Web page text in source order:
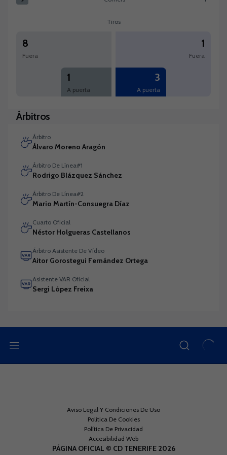
Corners:CD Eldense 9 versus CD Tenerife 1
Tiros
8
Fuera
1
A puerta
1
Fuera
3
A puerta
Árbitros
Árbitro
Álvaro Moreno Aragón
Árbitro De Línea#1
Rodrigo Blázquez Sánchez
Árbitro De Línea#2
Mario Martín-Consuegra Díaz
Cuarto Oficial
Néstor Holgueras Castellanos
Árbitro Asistente De Vídeo
Aitor Gorostegui Fernández Ortega
Asistente VAR Oficial
Sergi López Freixa
Aviso Legal Y Condiciones De Uso
Política De Cookies
Política De Privacidad
Accesibilidad Web
PÁGINA OFICIAL © CD TENERIFE 2026